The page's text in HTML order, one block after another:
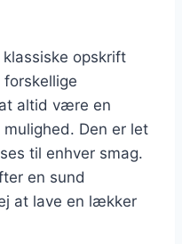
opskrift
altid være en
Den er let
til enhver smag.
en sund
at lave en lækker